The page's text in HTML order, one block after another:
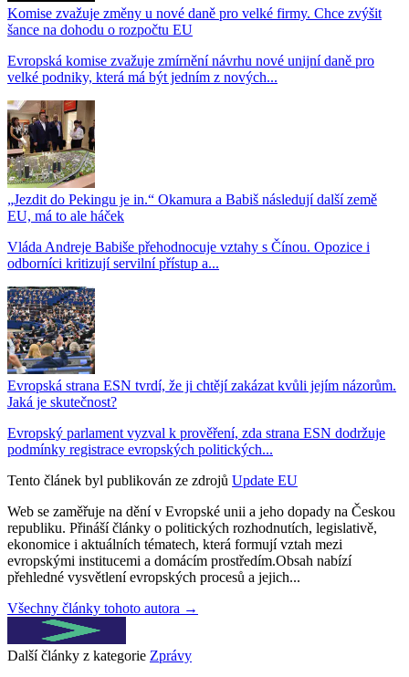
Komise zvažuje změny u nové daně pro velké firmy. Chce zvýšit
šance na dohodu o rozpočtu EU
Evropská komise zvažuje zmírnění návrhu nové unijní daně pro
velké podniky, která má být jedním z nových...
„Jezdit do Pekingu je in.“ Okamura a Babiš následují další země
EU, má to ale háček
Vláda Andreje Babiše přehodnocuje vztahy s Čínou. Opozice i
odborníci kritizují servilní přístup a...
Evropská strana ESN tvrdí, že ji chtějí zakázat kvůli jejím názorům.
Jaká je skutečnost?
Evropský parlament vyzval k prověření, zda strana ESN dodržuje
podmínky registrace evropských politických...
Tento článek byl publikován ze zdrojů Update EU
Web se zaměřuje na dění v Evropské unii a jeho dopady na Českou
republiku. Přináší články o politických rozhodnutích, legislativě,
ekonomice i aktuálních tématech, která formují vztah mezi
evropskými institucemi a domácím prostředím.Obsah nabízí
přehledné vysvětlení evropských procesů a jejich...
Všechny články tohoto autora →
Další články z kategorie Zprávy